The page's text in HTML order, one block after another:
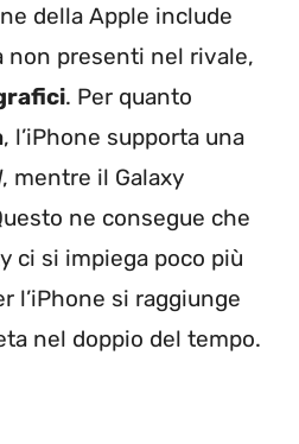
della Apple include
non presenti nel rivale,
. Per quanto
, l’iPhone supporta una
mentre il Galaxy
ne consegue che
ci si impiega poco più
l’iPhone si raggiunge
nel doppio del tempo.